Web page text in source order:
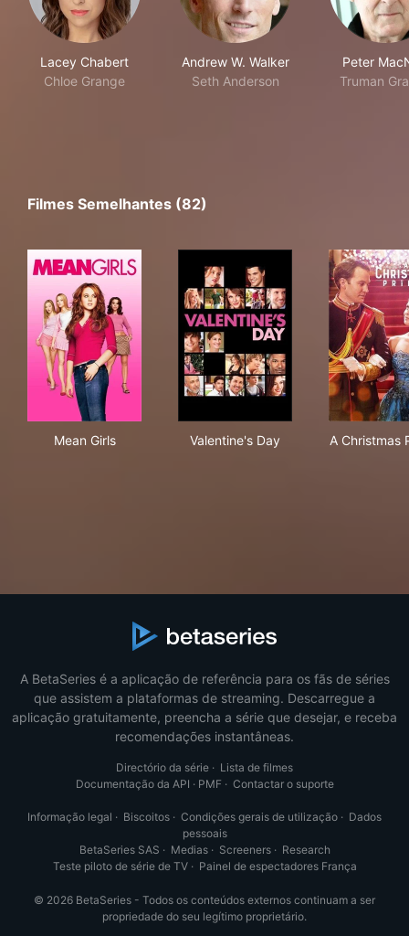
Lacey Chabert
Chloe Grange
Andrew W. Walker
Seth Anderson
Peter
Truman
Filmes Semelhantes (82)
Mean Girls Valentine's Day A Christmas
A BetaSeries é a aplicação de referência para os fãs de séries
que assistem a plataformas de streaming. Descarregue a
aplicação gratuitamente, preencha a série que desejar, e receba
recomendações instantâneas.
Directório da série · Lista de filmes
Documentação da API · PMF· Contactar o suporte
Informação legal · Biscoitos · Condições gerais de utilização · Dados
pessoais
BetaSeries SAS · Medias· Screeners· Research
Teste piloto de série de TV· Painel de espectadores França
© 2026 BetaSeries - Todos os conteúdos externos continuam a ser
propriedade do seu legítimo proprietário.